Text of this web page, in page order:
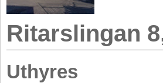
Ritarslingan
Uthyres